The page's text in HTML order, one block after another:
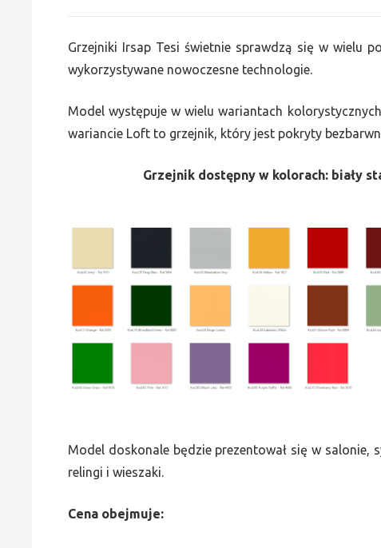
Grzejniki Irsap Tesi świetnie sprawdzą się w wielu
wykorzystywane nowoczesne technologie.
Model występuje w wielu wariantach
wariancie Loft to grzejnik, który jest pokryty
Grzejnik dostępny w kolorach: biały
Model doskonale będzie prezentował się w
relingi i wieszaki.
Cena obejmuje: